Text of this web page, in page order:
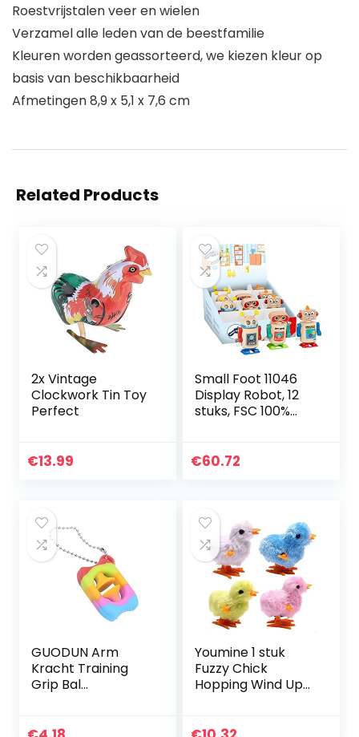
Roestvrijstalen veer en wielen
Verzamel alle leden van de beestfamilie
Kleuren worden geassorteerd, we kiezen kleur op
basis van beschikbaarheid
Afmetingen 8,9 x 5,1 x 7,6 cm
Related Products
2x Vintage
Clockwork Tin Toy
Perfect
€13.99
Small Foot 11046
Display Robot, 12
stuks, FSC 100%
van houten
€60.72
GUODUN Arm
Kracht Training
Grip Bal
Speelgoed Snap
Youmine 1 stuk
Fuzzy Chick
Hopping Wind Up